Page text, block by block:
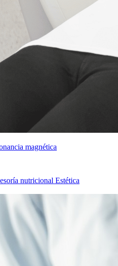
magnética
nutricional Estética